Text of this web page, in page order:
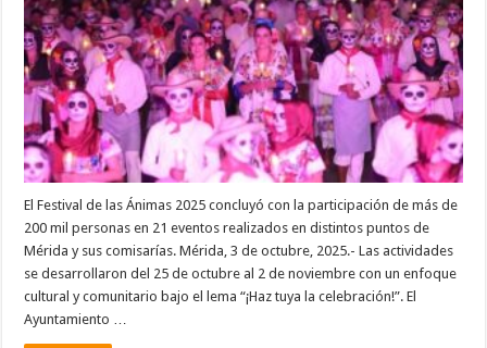
El Festival de las Ánimas 2025 concluyó con la participación de más de
200 mil personas en 21 eventos realizados en distintos puntos de
Mérida y sus comisarías. Mérida, 3 de octubre, 2025.- Las actividades
se desarrollaron del 25 de octubre al 2 de noviembre con un enfoque
cultural y comunitario bajo el lema “¡Haz tuya la celebración!”. El
Ayuntamiento …